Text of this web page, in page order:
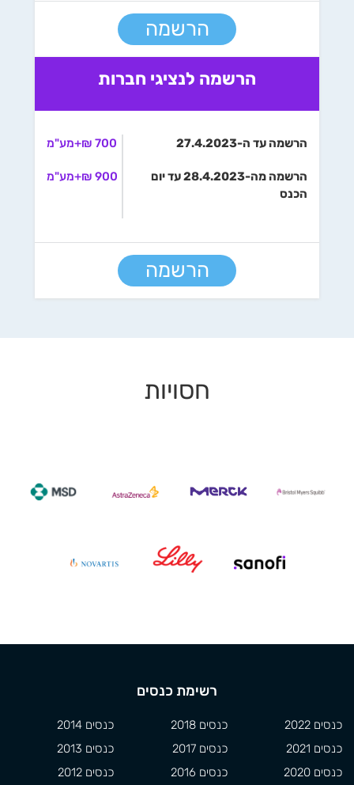
הרשמה
הרשמה לנציגי חברות
הרשמה עד ה-27.4.2023 700 ₪+מע"מ
הרשמה מה-28.4.2023 עד יום
הכנס
900 ₪+מע"מ
הרשמה
חסויות
רשימת כנסים
כנסים 2022
כנסים 2021
כנסים 2020
כנסים 2018
כנסים 2017
כנסים 2016
כנסים 2014
כנסים 2013
כנסים 2012